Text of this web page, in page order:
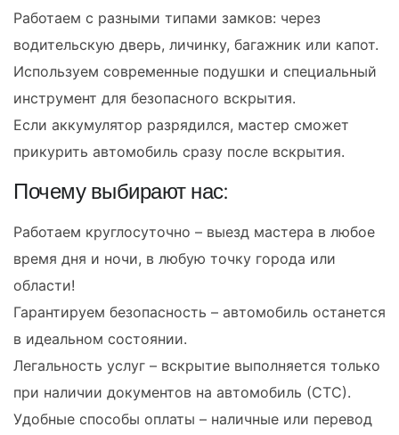
Работаем с разными типами замков: через
водительскую дверь, личинку, багажник или капот.
Используем современные подушки и специальный
инструмент для безопасного вскрытия.
Если аккумулятор разрядился, мастер сможет
прикурить автомобиль сразу после вскрытия.
Почему выбирают нас:
Работаем круглосуточно – выезд мастера в любое
время дня и ночи, в любую точку города или
области!
Гарантируем безопасность – автомобиль останется
в идеальном состоянии.
Легальность услуг – вскрытие выполняется только
при наличии документов на автомобиль (СТС).
Удобные способы оплаты – наличные или перевод